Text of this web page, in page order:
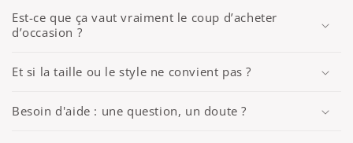
Est-ce que ça vaut vraiment le coup d’acheter
d’occasion ?
Et si la taille ou le style ne convient pas ?
Besoin d'aide : une question, un doute ?